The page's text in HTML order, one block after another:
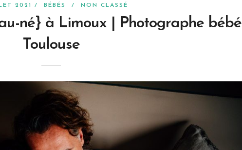
2021 / BÉBÉS / NON CLASSÉ
né} à Limoux | Photographe bébé
Toulouse